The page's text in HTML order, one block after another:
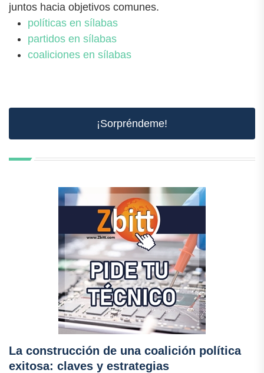
juntos hacia objetivos comunes.
políticas en sílabas
partidos en sílabas
coaliciones en sílabas
¡Sorpréndeme!
La construcción de una coalición política
exitosa: claves y estrategias